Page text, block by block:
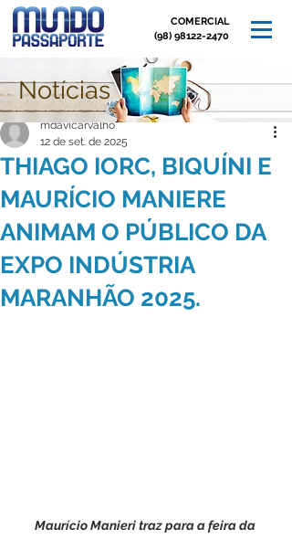
COMERCIAL
(98) 98122-2470
Post
THIAGO IORC, BIQUÍNI E
MAURÍCIO MANIERE
ANIMAM O PÚBLICO DA
EXPO INDÚSTRIA
MARANHÃO 2025.
mdavicarvalho
12 de set. de 2025
Maurício Manieri traz para a feira da
Notícias